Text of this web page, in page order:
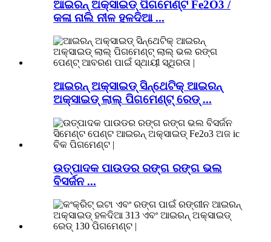
ଆଇରନ୍ ଅକ୍ସାଇଡ୍ ପିଗମେଣ୍ଟ Fe2O3 /
କଳା ନାଲି ନୀଳ ହଳଦିଆ ...
ଆଇରନ୍ ଅକ୍ସାଇଡ୍ ସିନ୍ଥେଟିକ୍ ଆଇରନ୍
ଅକ୍ସାଇଡ୍ ଲାଲ୍ ପିଗମେଣ୍ଟ୍ ରେଡ୍ ...
ଉତ୍ପାଦକ ପାଉଡର ରଙ୍ଗ ରଙ୍ଗ ଭଲ
ବିସର୍ଜନ ...